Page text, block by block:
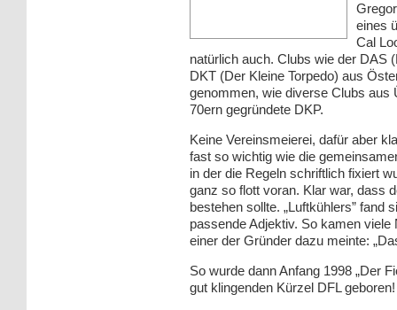
eines
Cal
natürlich auch. Clubs wie der DAS
DKT (Der Kleine Torpedo) aus
genommen, wie diverse Clubs aus
70ern gegründete DKP.
Keine Vereinsmeierei, dafür aber
fast so wichtig wie die
in der die Regeln schriftlich fixiert
ganz so flott voran. Klar war, dass
bestehen sollte. „Luftkühlers” fand
passende Adjektiv. So kamen
einer der Gründer dazu meinte:
So wurde dann Anfang 1998 „Der
gut klingenden Kürzel DFL geboren!